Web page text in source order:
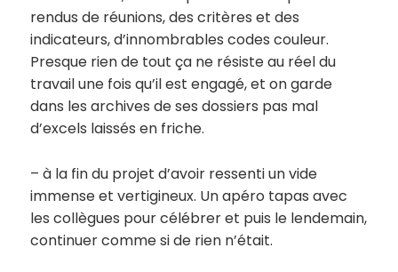
rendus de réunions, des critères et des
indicateurs, d’innombrables codes couleur.
Presque rien de tout ça ne résiste au réel du
travail une fois qu’il est engagé, et on garde
dans les archives de ses dossiers pas mal
d’excels laissés en friche.
– à la fin du projet d’avoir ressenti un vide
immense et vertigineux. Un apéro tapas avec
les collègues pour célébrer et puis le lendemain,
continuer comme si de rien n’était.